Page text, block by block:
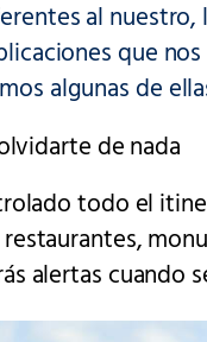
al
que
algunas de
de nada
todo el
alertas cuando